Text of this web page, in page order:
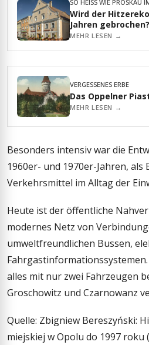
SO HEISS WIE PROSKAU
Wird der
Jahren gebrochen?
MEHR LESEN →
VERGESSENES ERBE
Das Oppelner
MEHR LESEN →
Besonders intensiv war die
1960er- und 1970er-Jahren, als
Verkehrsmittel im Alltag der
Heute ist der öffentliche
modernes Netz von
umweltfreundlichen Bussen,
alles mit nur zwei Fahrzeugen
Groschowitz und Czarnowanz
Quelle: Zbigniew Bereszyński:
miejskiej w Opolu do 1997 roku